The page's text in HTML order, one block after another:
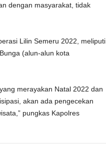
dengan masyarakat, tidak
Lilin Semeru 2022, meliputi
(alun-alun kota
merayakan Natal 2022 dan
akan ada pengecekan
pungkas Kapolres